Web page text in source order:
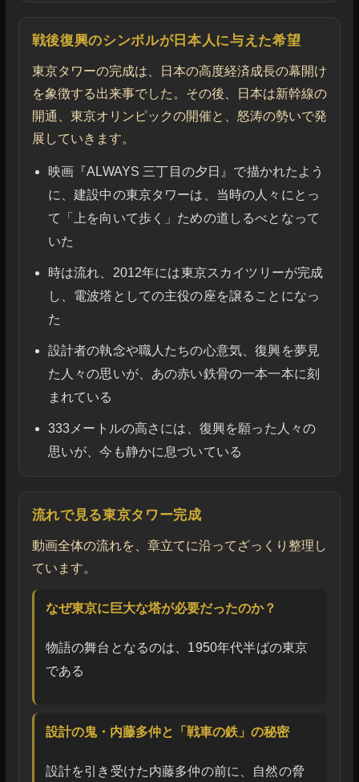
戦後復興のシンボルが日本人に与えた希望
東京タワーの完成は、日本の高度経済成長の幕開け
を象徴する出来事でした。その後、日本は新幹線の
開通、東京オリンピックの開催と、怒涛の勢いで発
展していきます。
映画『ALWAYS 三丁目の夕日』で描かれたよう
に、建設中の東京タワーは、当時の人々にとっ
て「上を向いて歩く」ための道しるべとなって
いた
時は流れ、2012年には東京スカイツリーが完成
し、電波塔としての主役の座を譲ることになっ
た
設計者の執念や職人たちの心意気、復興を夢見
た人々の思いが、あの赤い鉄骨の一本一本に刻
まれている
333メートルの高さには、復興を願った人々の
思いが、今も静かに息づいている
流れで見る東京タワー完成
動画全体の流れを、章立てに沿ってざっくり整理し
ています。
なぜ東京に巨大な塔が必要だったのか？
物語の舞台となるのは、1950年代半ばの東京
である
設計の鬼・内藤多仲と「戦車の鉄」の秘密
設計を引き受けた内藤多仲の前に、自然の脅